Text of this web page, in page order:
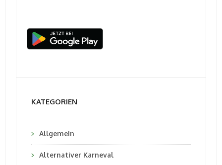
KATEGORIEN
Allgemein
Alternativer Karneval